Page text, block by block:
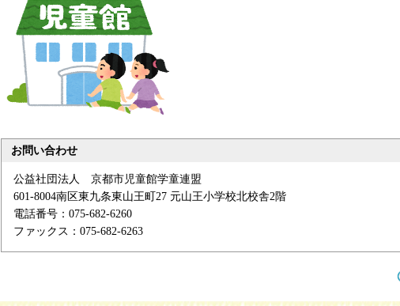
お問い合わせ
公益社団法人 京都市児童館学童連盟
601-8004南区東九条東山王町27 元山王小学校北校舎2階
電話番号：075-682-6260
ファックス：075-682-6263